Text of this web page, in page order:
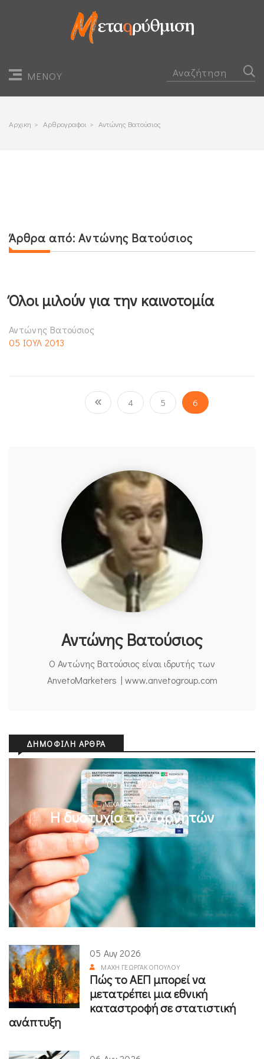
ΜΕΝΟΥ
Αρχικη > Αρθρογραφοι > Αντώνης Βατούσιος
Άρθρα από:Αντώνης Βατούσιος
Όλοι μιλούν για την καινοτομία
Αντώνης Βατούσιος
05 ΙΟΥΛ 2013
4 5 6
Αντώνης Βατούσιος
Ο Αντώνης Βατούσιος είναι ιδρυτής των
AnvetoMarketers | www.anvetogroup.com
ΔΗΜΟΦΙΛΉ ΆΡΘΡΑ
05 Αυγ 2026
ΜΙΧΆΛΗΣ ΚΥΡΙΑΚΊΔΗΣ
Η δυστυχία των αρνητών
05 Αυγ 2026
ΜΆΧΗ ΓΕΩΡΓΑΚΟΠΟΎΛΟΥ
Πώς το ΑΕΠ μπορεί να
μετατρέπει μια εθνική
καταστροφή σε στατιστική
ανάπτυξη